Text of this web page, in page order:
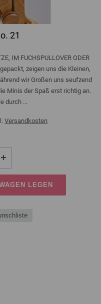
21
IM FUCHSPULLOVER ODER
zeigen uns die Kleinen,
wir Großen uns seufzend
Minis der Spaß erst richtig an.
durch ...
Versandkosten
LEGEN